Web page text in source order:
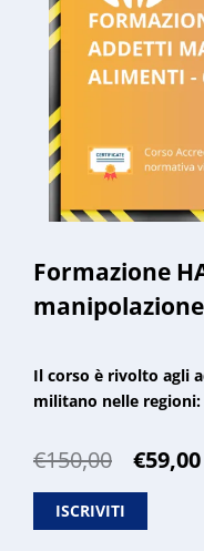
Formazione
Il corso è rivolto agli
militano nelle regioni:
€150,00
Il
era:
€59,00
ISCRIVITI